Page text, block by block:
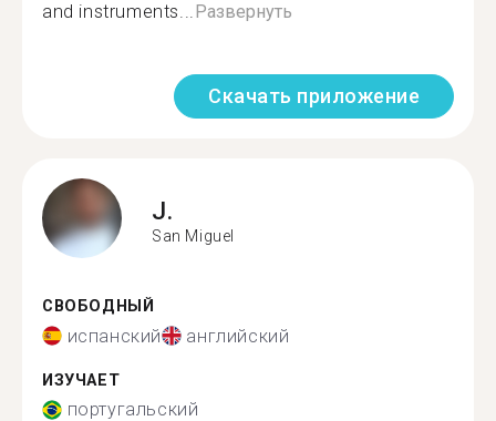
and instruments...Развернуть
Скачать приложение
J.
San Miguel
СВОБОДНЫЙ
испанский английский
ИЗУЧАЕТ
португальский